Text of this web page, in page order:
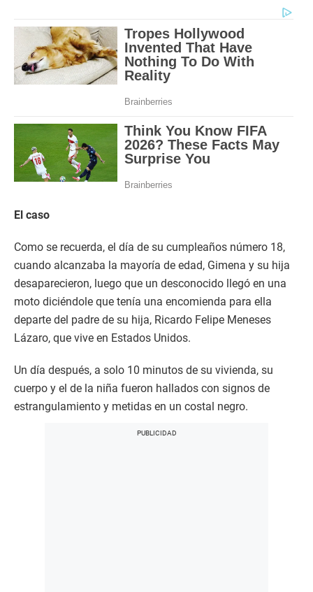
El caso
Como se recuerda, el día de su cumpleaños número 18,
cuando alcanzaba la mayoría de edad, Gimena y su hija
desaparecieron, luego que un desconocido llegó en una
moto diciéndole que tenía una encomienda para ella
departe del padre de su hija, Ricardo Felipe Meneses
Lázaro, que vive en Estados Unidos.
Un día después, a solo 10 minutos de su vivienda, su
cuerpo y el de la niña fueron hallados con signos de
estrangulamiento y metidas en un costal negro.